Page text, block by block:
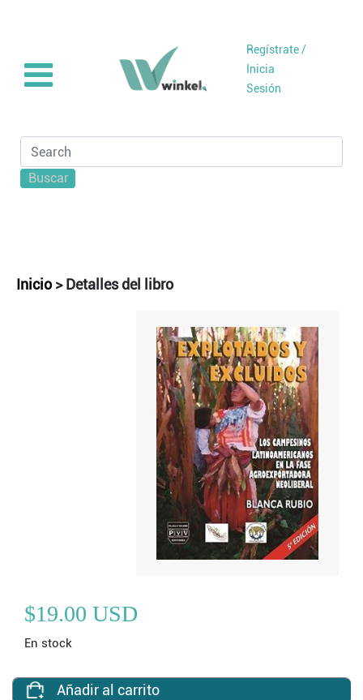
Regístrate /
Inicia
Sesión
Buscar
Inicio >Detalles del libro
$19.00 USD
En stock
Añadir al carrito